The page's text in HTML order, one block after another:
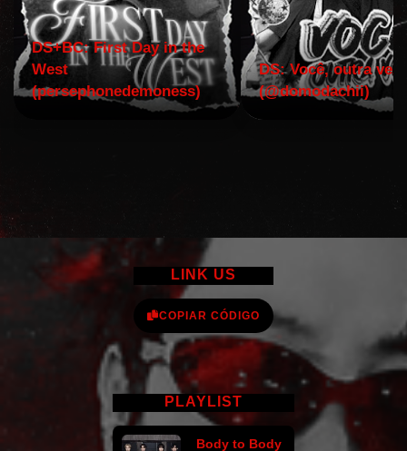
DS+BC: First Day in the
West
(persephonedemoness)
DS: Você, outra vez!
(@domodachii)
LINK US
COPIAR CÓDIGO
PLAYLIST
Body to Body